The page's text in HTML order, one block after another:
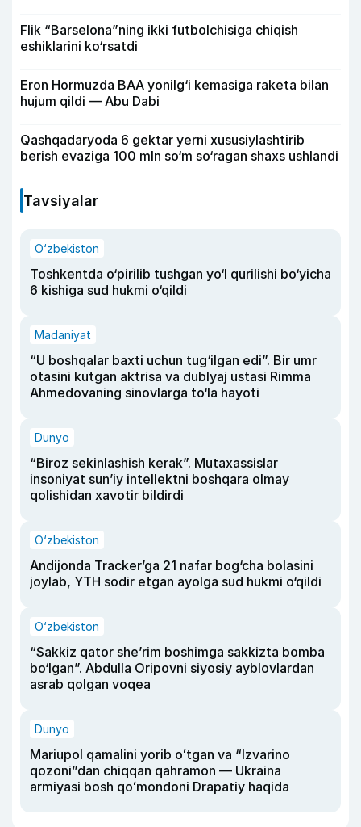
Flik “Barselona”ning ikki futbolchisiga chiqish
eshiklarini ko‘rsatdi
Eron Hormuzda BAA yonilg‘i kemasiga raketa bilan
hujum qildi — Abu Dabi
Qashqadaryoda 6 gektar yerni xususiylashtirib
berish evaziga 100 mln so‘m so‘ragan shaxs ushlandi
Tavsiyalar
O‘zbekiston
Toshkentda o‘pirilib tushgan yo‘l qurilishi bo‘yicha
6 kishiga sud hukmi o‘qildi
Madaniyat
“U boshqalar baxti uchun tug‘ilgan edi”. Bir umr
otasini kutgan aktrisa va dublyaj ustasi Rimma
Ahmedovaning sinovlarga to‘la hayoti
Dunyo
“Biroz sekinlashish kerak”. Mutaxassislar
insoniyat sun’iy intellektni boshqara olmay
qolishidan xavotir bildirdi
O‘zbekiston
Andijonda Tracker’ga 21 nafar bog‘cha bolasini
joylab, YTH sodir etgan ayolga sud hukmi o‘qildi
O‘zbekiston
“Sakkiz qator she’rim boshimga sakkizta bomba
bo‘lgan”. Abdulla Oripovni siyosiy ayblovlardan
asrab qolgan voqea
Dunyo
Mariupol qamalini yorib oʻtgan va “Izvarino
qozoni”dan chiqqan qahramon — Ukraina
armiyasi bosh qoʻmondoni Drapatiy haqida